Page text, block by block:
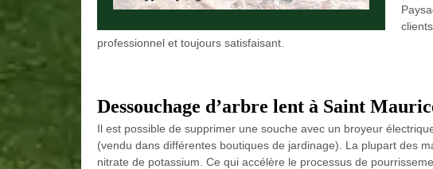
professionnel et toujours satisfaisant.
Dessouchage d’arbre lent à Saint
Il est possible de supprimer une souche avec un broyeur
(vendu dans différentes boutiques de jardinage). La plupart des
nitrate de potassium. Ce qui accélère le processus de